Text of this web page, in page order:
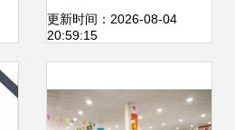
格、批发与厂家销
更新时间：2026-08-04
20:59:15